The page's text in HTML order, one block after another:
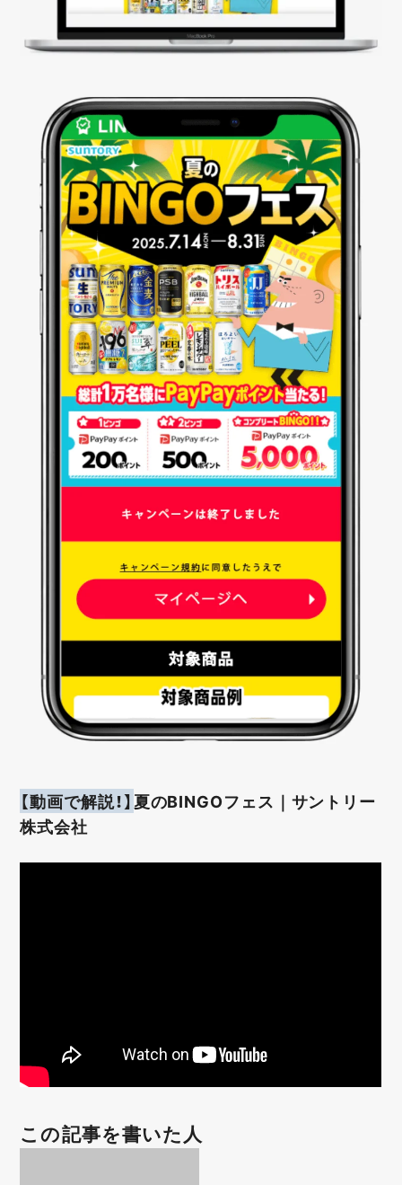
【動画で解説！】夏のBINGOフェス｜サントリー
株式会社
この記事を書いた人